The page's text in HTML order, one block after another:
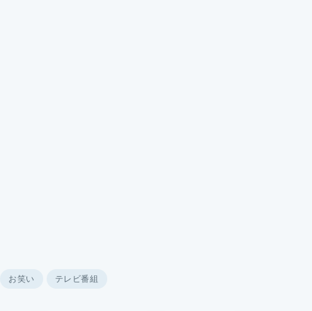
お笑い テレビ番組